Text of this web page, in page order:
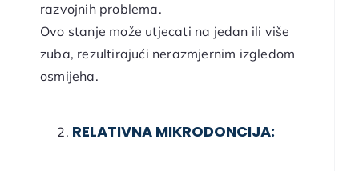
razvojnih problema.
Ovo stanje može utjecati na jedan ili više
zuba, rezultirajući nerazmjernim izgledom
osmijeha.
RELATIVNA MIKRODONCIJA: